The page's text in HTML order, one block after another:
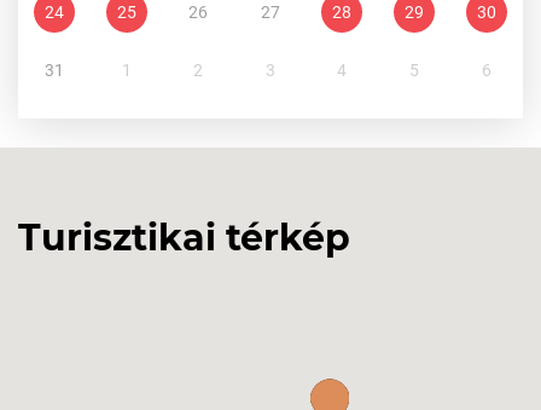
24 25 26 27 28 29 30
31 1 2 3 4 5 6
Turisztikai térkép